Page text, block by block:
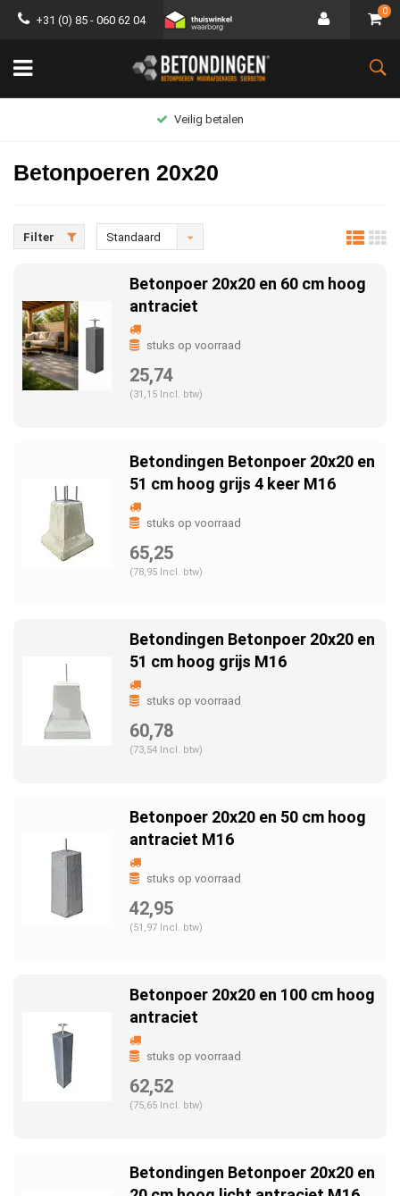
+31 (0) 85 - 060 62 04
0
Groot assortiment
Betonpoeren 20x20
Filter Standaard
Betonpoer 20x20 en 60 cm hoog
antraciet
stuks op voorraad
25,74
(31,15 Incl. btw)
Betondingen Betonpoer 20x20 en
51 cm hoog grijs 4 keer M16
stuks op voorraad
65,25
(78,95 Incl. btw)
Betondingen Betonpoer 20x20 en
51 cm hoog grijs M16
stuks op voorraad
60,78
(73,54 Incl. btw)
Betonpoer 20x20 en 50 cm hoog
antraciet M16
stuks op voorraad
42,95
(51,97 Incl. btw)
Betonpoer 20x20 en 100 cm hoog
antraciet
stuks op voorraad
62,52
(75,65 Incl. btw)
Betondingen Betonpoer 20x20 en